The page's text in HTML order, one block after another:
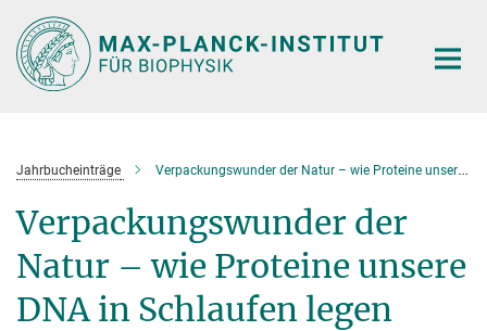
Hauptinhalt
Jahrbucheinträge Verpackungswunder der Natur – wie Proteine unsere DNA in Schlaufen legen
Verpackungswunder der
Natur – wie Proteine unsere
DNA in Schlaufen legen